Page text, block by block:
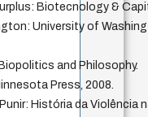
Biotecnology &
University of
and Philosophy.
Press, 2008.
História da Violência